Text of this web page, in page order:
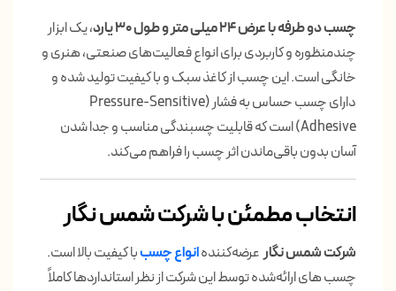
چسب دو طرفهبا عرض 24 میلی متر و طول 30 یارد
، یک ابزار
چندمنظوره و کاربردی برای انواع فعالیت‌های صنعتی، هنری و
خانگی است. این چسب از کاغذ سبک و با کیفیت تولید شده و
دارای چسب حساس به فشار (Pressure-Sensitive
Adhesive) است که قابلیت چسبندگی مناسب و جدا شدن
آسان بدون باقی‌ماندن اثر چسب را فراهم می‌کند.
انتخاب مطمئن با شرکت شمس نگار
شرکت شمس نگارعرضه‌کنندهانواعچسببا کیفیت بالا است.
چسب های ارائه‌شده توسط این شرکت از نظر استانداردها کاملاً